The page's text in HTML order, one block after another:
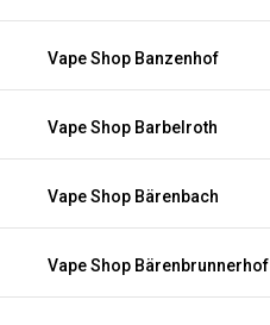
Vape Shop Banzenhof
Vape Shop Barbelroth
Vape Shop Bärenbach
Vape Shop Bärenbrunnerhof